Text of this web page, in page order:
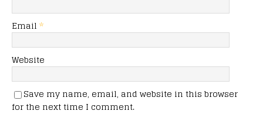
Email *
Website
Save my name, email, and website in this browser
for the next time I comment.